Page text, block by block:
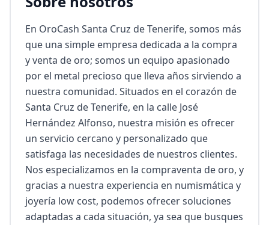
En OroCash Santa Cruz de Tenerife, somos más
que una simple empresa dedicada a la compra
y venta de oro; somos un equipo apasionado
por el metal precioso que lleva años sirviendo a
nuestra comunidad. Situados en el corazón de
Santa Cruz de Tenerife, en la calle José
Hernández Alfonso, nuestra misión es ofrecer
un servicio cercano y personalizado que
satisfaga las necesidades de nuestros clientes.
Nos especializamos en la compraventa de oro, y
gracias a nuestra experiencia en numismática y
joyería low cost, podemos ofrecer soluciones
adaptadas a cada situación, ya sea que busques